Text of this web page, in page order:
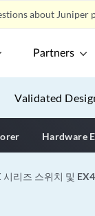
about Juniper
Partners
Validated
Hardware
리즈 스위치 및